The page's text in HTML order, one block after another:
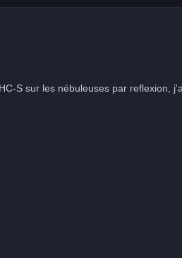
S sur les nébuleuses par reflexion,